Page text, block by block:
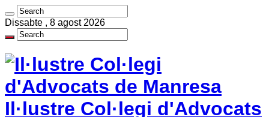
Dissabte , 8 agost 2026
Il·lustre Col·legi d'Advocats